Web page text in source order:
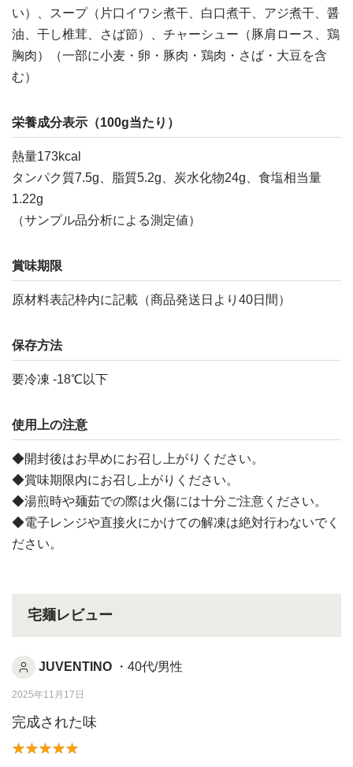
い）、スープ（片口イワシ煮干、白口煮干、アジ煮干、醤
油、干し椎茸、さば節）、チャーシュー（豚肩ロース、鶏
胸肉）（一部に小麦・卵・豚肉・鶏肉・さば・大豆を含
む）
栄養成分表示（100g当たり）
熱量173kcal
タンパク質7.5g、脂質5.2g、炭水化物24g、食塩相当量
1.22g
（サンプル品分析による測定値）
賞味期限
原材料表記枠内に記載（商品発送日より40日間）
保存方法
要冷凍 -18℃以下
使用上の注意
◆開封後はお早めにお召し上がりください。
◆賞味期限内にお召し上がりください。
◆湯煎時や麺茹での際は火傷には十分ご注意ください。
◆電子レンジや直接火にかけての解凍は絶対行わないでく
ださい。
宅麺レビュー
JUVENTINO ・40代/男性
2025年11月17日
完成された味